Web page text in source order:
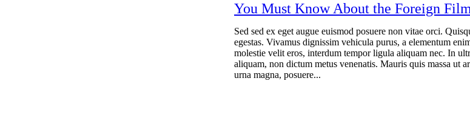
You Must Know About the Foreign
Sed sed ex eget augue euismod posuere non vitae orci.
egestas. Vivamus dignissim vehicula purus, a elementum
molestie velit eros, interdum tempor ligula aliquam nec. In
aliquam, non dictum metus venenatis. Mauris quis massa ut
urna magna, posuere...